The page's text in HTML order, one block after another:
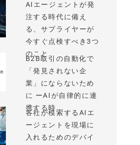
AIエージェントが発
注する時代に備え
る、サプライヤーが
今すぐ点検すべき3つ
のこと
B2B取引の自動化で
「発見されない企
業」にならないため
に ーAIが自律的に連
携する時...
各社が模索するAIエ
ージェントを現場に
入れるためのデバイ